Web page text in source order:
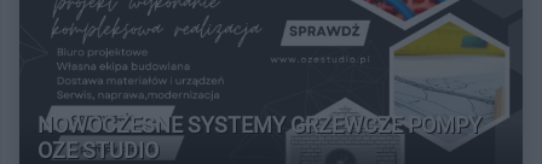
NOWOCZESNE SYSTEMY GRZEWCZE POMPY
OZE STUDIO